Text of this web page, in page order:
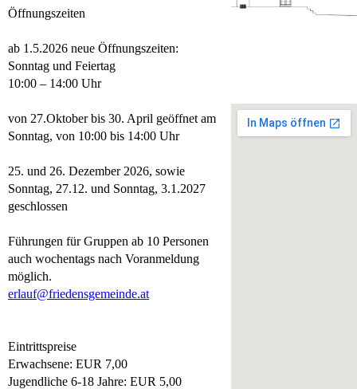
Öffnungszeiten
ab 1.5.2026 neue Öffnungszeiten:
Sonntag und Feiertag
10:00 – 14:00 Uhr
von 27.Oktober bis 30. April geöffnet am
Sonntag, von 10:00 bis 14:00 Uhr
25. und 26. Dezember 2026, sowie
Sonntag, 27.12. und Sonntag, 3.1.2027
geschlossen
Führungen für Gruppen ab 10 Personen
auch wochentags nach Voranmeldung
möglich.
erlauf@friedensgemeinde.at
Eintrittspreise
Erwachsene: EUR 7,00
Jugendliche 6-18 Jahre: EUR 5,00